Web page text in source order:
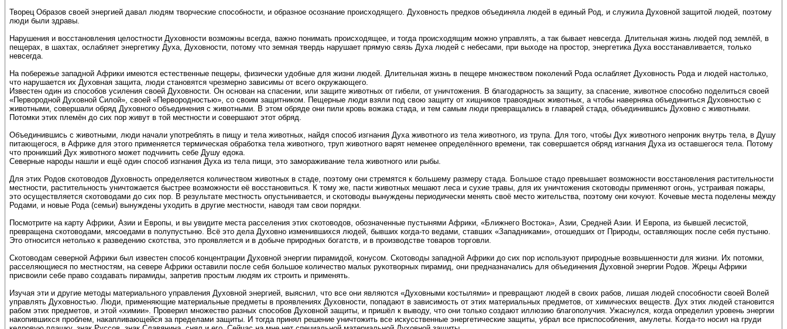
Творец Образов своей энергией давал людям творческие способности, и образное осознание происходящего. Духовность предков объединяла людей в единый Род, и служила Духовной защитой людей, поэтому
люди были здравы.
Нарушения и восстановления целостности Духовности возможны всегда, важно понимать происходящее, и тогда происходящим можно управлять, а так бывает невсегда. Длительная жизнь людей под землёй, в
пещерах, в шахтах, ослабляет энергетику Духа, Духовности, потому что земная твердь нарушает прямую связь Духа людей с небесами, при выходе на простор, энергетика Духа восстанавливается, только
невсегда.
На побережье западной Африки имеются естественные пещеры, физически удобные для жизни людей. Длительная жизнь в пещере множеством поколений Рода ослабляет Духовность Рода и людей настолько,
что нарушается их Духовная защита, люди становятся чрезмерно зависимы от всего окружающего.
Известен один из способов усиления своей Духовности. Он основан на спасении, или защите животных от гибели, от уничтожения. В благодарность за защиту, за спасение, животное способно поделиться своей
«Первородной Духовной Силой», своей «Первородностью», со своим защитником. Пещерные люди взяли под свою защиту от хищников травоядных животных, а чтобы наверняка объединиться Духовностью с
животными, совершали обряд Духовного объединения с животными. В этом обряде они пили кровь вожака стада, и тем самым люди превращались в главарей стада, объединившись Духовно с животными.
Потомки этих племён до сих пор живут в той местности и совершают этот обряд.
Объединившись с животными, люди начали употреблять в пищу и тела животных, найдя способ изгнания Духа животного из тела животного, из трупа. Для того, чтобы Дух животного непроник внутрь тела, в Душу
питающегося, в Африке для этого применяется термическая обработка тела животного, труп животного варят неменее определённого времени, так совершается обряд изгнания Духа из оставшегося тела. Потому
что проникший Дух животного может подчинить себе Душу едока.
Северные народы нашли и ещё один способ изгнания Духа из тела пищи, это замораживание тела животного или рыбы.
Для этих Родов скотоводов Духовность определяется количеством животных в стаде, поэтому они стремятся к большему размеру стада. Большое стадо превышает возможности восстановления растительности
местности, растительность уничтожается быстрее возможности её восстановиться. К тому же, пасти животных мешают леса и сухие травы, для их уничтожения скотоводы применяют огонь, устраивая пожары,
это осуществляется скотоводами до сих пор. В результате местность опустынивается, и скотоводы вынуждены периодически менять своё место жительства, поэтому они кочуют. Кочевые места поделены между
Родами, и новые Рода (семьи) вынуждены уходить в другие местности, наводя там свои порядки.
Посмотрите на карту Африки, Азии и Европы, и вы увидите места расселения этих скотоводов, обозначенные пустынями Африки, «Ближнего Востока», Азии, Средней Азии. И Европа, из бывшей лесистой,
превращена скотоводами, мясоедами в полупустыню. Всё это дела Духовно изменившихся людей, бывших когда-то ведами, ставших «Западниками», отошедших от Природы, оставляющих после себя пустыню.
Это относится нетолько к разведению скотства, это проявляется и в добыче природных богатств, и в производстве товаров торговли.
Скотоводам северной Африки был известен способ концентрации Духовной энергии пирамидой, конусом. Скотоводы западной Африки до сих пор используют природные возвышенности для жизни. Их потомки,
расселяющиеся по местностям, на севере Африки оставили после себя большое количество малых рукотворных пирамид, они предназначались для объединения Духовной энергии Родов. Жрецы Африки
присвоили себе право создавать пирамиды, запретив простым людям их строить и применять.
Изучая эти и другие методы материального управления Духовной энергией, выяснил, что все они являются «Духовными костылями» и превращают людей в своих рабов, лишая людей способности своей Волей
управлять Духовностью. Люди, применяющие материальные предметы в проявлениях Духовности, попадают в зависимость от этих материальных предметов, от химических веществ. Дух этих людей становится
рабом этих предметов, и этой «химии». Проверил множество разных способов Духовной защиты, и пришёл к выводу, что они только создают иллюзию благополучия. Ужаснулся, когда определил уровень энергии
накопившихся проблем, накапливающейся за пределами защиты. И тогда принял решение уничтожить все искусственные энергетические защиты, убрал все приспособления, амулеты. Когда-то носил на груди